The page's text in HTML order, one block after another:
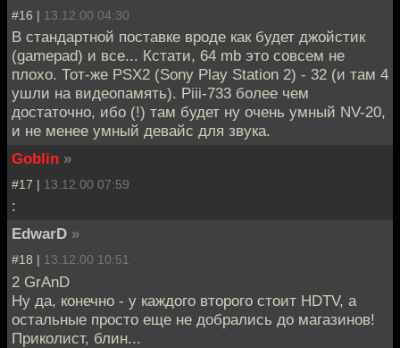
#16 | 13.12.00 04:30
В стандартной поставке вроде как будет джойстик
(gamepad) и все... Кстати, 64 mb это совсем не
плохо. Тот-же PSX2 (Sony Play Station 2) - 32 (и там 4
ушли на видеопамять). Piii-733 более чем
достаточно, ибо (!) там будет ну очень умный NV-20,
и не менее умный девайс для звука.
Goblin »
#17 | 13.12.00 07:59
:
EdwarD »
#18 | 13.12.00 10:51
2 GrAnD
Ну да, конечно - у каждого второго стоит HDTV, а
остальные просто еще не добрались до магазинов!
Приколист, блин...